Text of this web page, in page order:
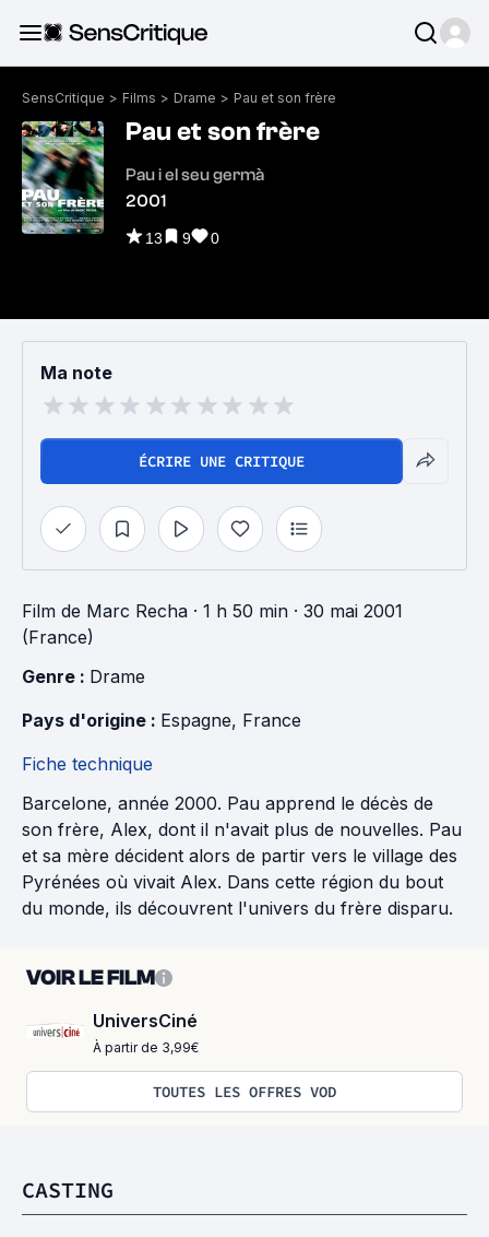
SensCritique > Films > Drame > Pau et son frère
Pau et son frère
Pau i el seu germà
2001
13 9 0
Ma note
ÉCRIRE UNE CRITIQUE
Film de Marc Recha · 1 h 50 min · 30 mai 2001
(France)
Genre : Drame
Pays d'origine : Espagne, France
Fiche technique
Barcelone, année 2000. Pau apprend le décès de
son frère, Alex, dont il n'avait plus de nouvelles. Pau
et sa mère décident alors de partir vers le village des
Pyrénées où vivait Alex. Dans cette région du bout
du monde, ils découvrent l'univers du frère disparu.
VOIR LE FILM
UniversCiné
À partir de 3,99€
TOUTES LES OFFRES VOD
CASTING